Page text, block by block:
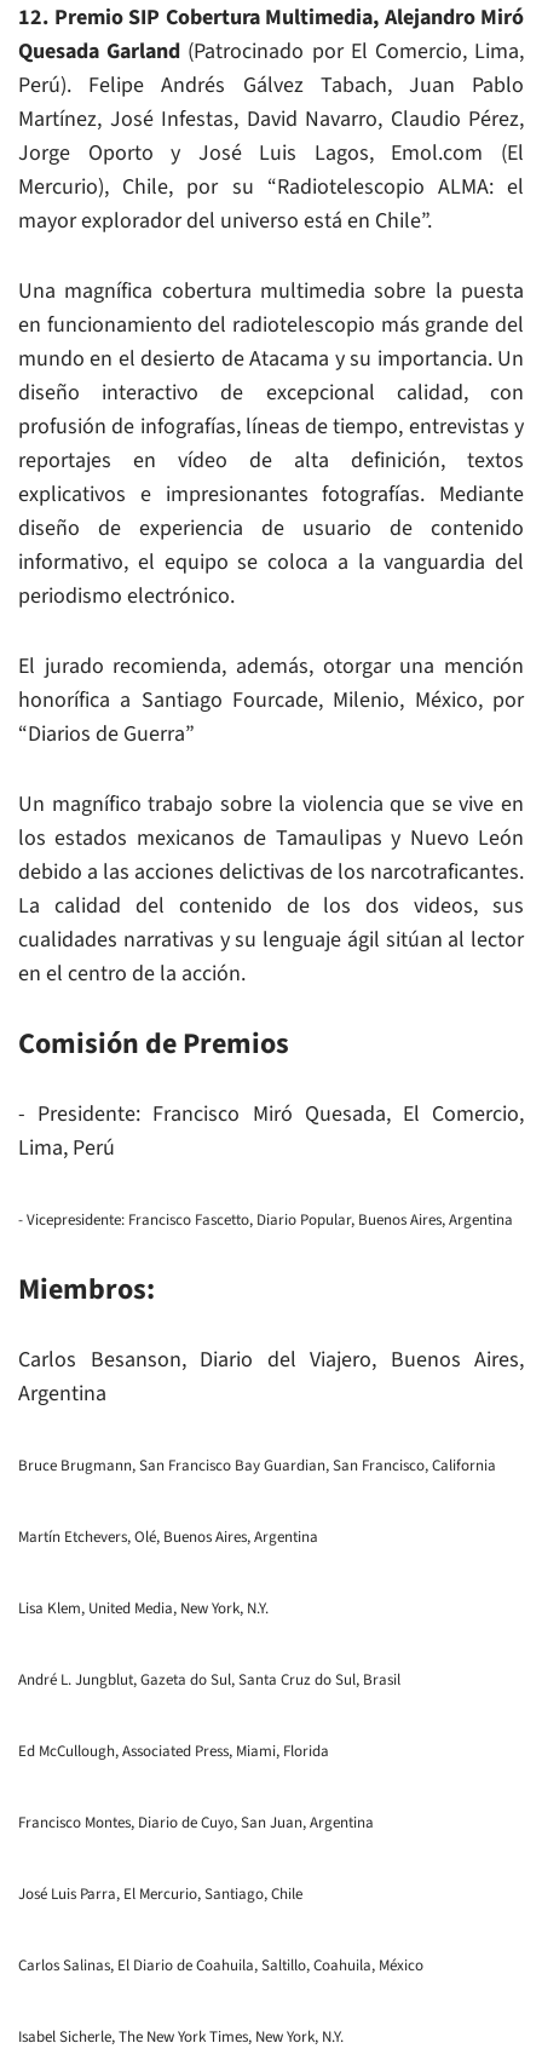
12. Premio SIP Cobertura Multimedia, Alejandro Miró
Quesada Garland (Patrocinado por El Comercio, Lima,
Perú). Felipe Andrés Gálvez Tabach, Juan Pablo
Martínez, José Infestas, David Navarro, Claudio Pérez,
Jorge Oporto y José Luis Lagos, Emol.com (El
Mercurio), Chile, por su “Radiotelescopio ALMA: el
mayor explorador del universo está en Chile”.
Una magnífica cobertura multimedia sobre la puesta
en funcionamiento del radiotelescopio más grande del
mundo en el desierto de Atacama y su importancia. Un
diseño interactivo de excepcional calidad, con
profusión de infografías, líneas de tiempo, entrevistas y
reportajes en vídeo de alta definición, textos
explicativos e impresionantes fotografías. Mediante
diseño de experiencia de usuario de contenido
informativo, el equipo se coloca a la vanguardia del
periodismo electrónico.
El jurado recomienda, además, otorgar una mención
honorífica a Santiago Fourcade, Milenio, México, por
“Diarios de Guerra”
Un magnífico trabajo sobre la violencia que se vive en
los estados mexicanos de Tamaulipas y Nuevo León
debido a las acciones delictivas de los narcotraficantes.
La calidad del contenido de los dos videos, sus
cualidades narrativas y su lenguaje ágil sitúan al lector
en el centro de la acción.
Comisión de Premios
- Presidente: Francisco Miró Quesada, El Comercio,
Lima, Perú
- Vicepresidente: Francisco Fascetto, Diario Popular, Buenos Aires, Argentina
Miembros:
Carlos Besanson, Diario del Viajero, Buenos Aires,
Argentina
Bruce Brugmann, San Francisco Bay Guardian, San Francisco, California
Martín Etchevers, Olé, Buenos Aires, Argentina
Lisa Klem, United Media, New York, N.Y.
André L. Jungblut, Gazeta do Sul, Santa Cruz do Sul, Brasil
Ed McCullough, Associated Press, Miami, Florida
Francisco Montes, Diario de Cuyo, San Juan, Argentina
José Luis Parra, El Mercurio, Santiago, Chile
Carlos Salinas, El Diario de Coahuila, Saltillo, Coahuila, México
Isabel Sicherle, The New York Times, New York, N.Y.